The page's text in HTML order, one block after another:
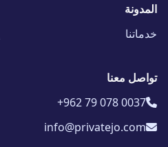
المدونة
خدماتنا
تواصل معنا
+962 79 078 0037
info@privatejo.com